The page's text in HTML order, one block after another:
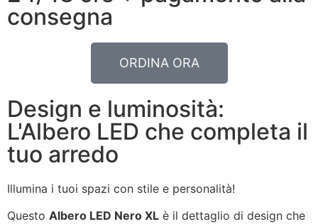
consegna
ORDINA ORA
Design e luminosità:
L'Albero LED che completa il
tuo arredo
Illumina i tuoi spazi con stile e personalità!
Questo Albero LED Nero XL è il dettaglio di design che